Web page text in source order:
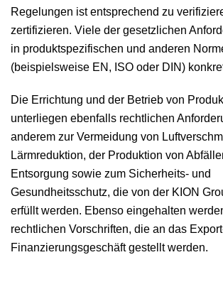
Regelungen ist entsprechend zu
zertifizieren. Viele der gesetzlichen
in produktspezifischen und anderen
(beispielsweise EN, ISO oder DIN)
Die Errichtung und der Betrieb von
unterliegen ebenfalls rechtlichen
anderem zur Vermeidung von
Lärmreduktion, der Produktion von
Entsorgung sowie zum Sicherheits- und
Gesundheitsschutz, die von der KION
erfüllt werden. Ebenso eingehalten
rechtlichen Vorschriften, die an das
Finanzierungsgeschäft gestellt werden.